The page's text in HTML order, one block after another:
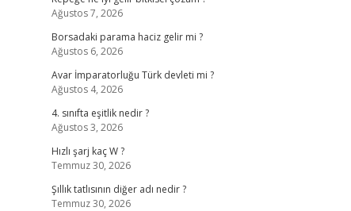
Ağustos 7, 2026
Borsadaki parama haciz gelir mi ?
Ağustos 6, 2026
Avar İmparatorluğu Türk devleti mi ?
Ağustos 4, 2026
4. sınıfta eşitlik nedir ?
Ağustos 3, 2026
Hızlı şarj kaç W ?
Temmuz 30, 2026
Şıllık tatlısının diğer adı nedir ?
Temmuz 30, 2026